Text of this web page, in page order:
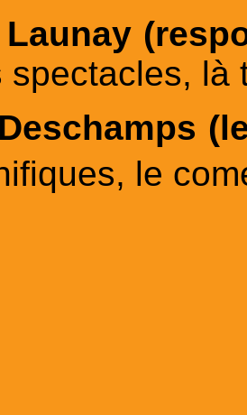
spectacles, là
le